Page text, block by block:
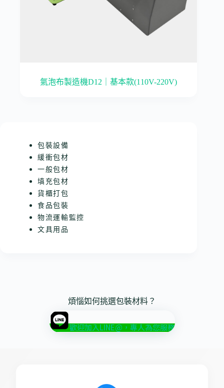
氣泡布製造機D12｜基本款(110V-220V)
包裝設備
緩衝包材
一般包材
填充包材
貨櫃打包
食品包裝
物流運輸監控
文具用品
煩惱如何挑選包裝材料？
歡迎加入LINE@，專人為您服務